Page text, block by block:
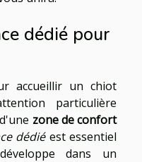
dédié pour
accueillir un chiot
particulière
zone de confort
dédiéest essentiel
dans un